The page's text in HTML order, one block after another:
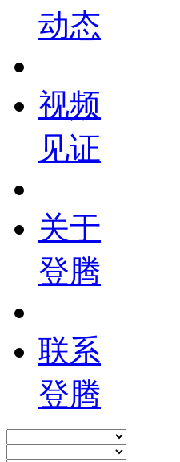
动态
视频
见证
关于
登腾
联系
登腾